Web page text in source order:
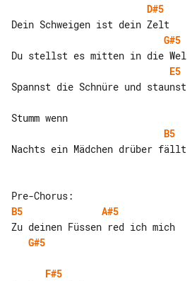
D#5
G#5
E5
Spannst die Schnüre und staunst
B5
Nachts ein Mädchen drüber fällt
B5
A#5
G#5
F#5